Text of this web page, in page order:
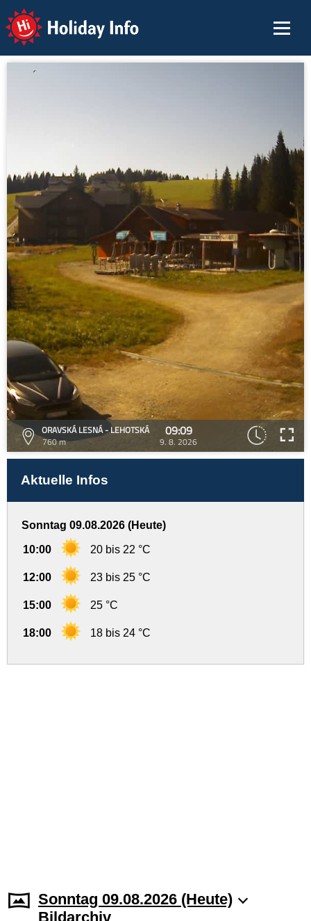
Holiday Info
ORAVSKÁ LESNÁ - LEHOTSKÁ
760 m
09:09
9. 8. 2026
Aktuelle Infos
Sonntag 09.08.2026 (Heute)
10:00 20 bis 22 °C
12:00 23 bis 25 °C
15:00 25 °C
18:00 18 bis 24 °C
Sonntag 09.08.2026 (Heute)
Bildarchiv